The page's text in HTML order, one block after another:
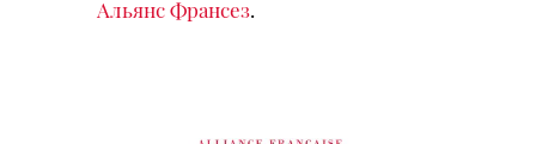
Альянс Франсез.